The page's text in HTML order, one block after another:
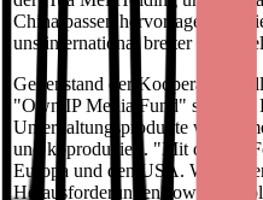
China passen hervorragend in
uns international breiter
Gegenstand der Kooperation
"Own IP Media Fund" sein, ein
Unterhaltungsprodukte wie
und koproduziert. "Mit diesem
Europa und den USA. Wir
Herausforderungen sowie auf